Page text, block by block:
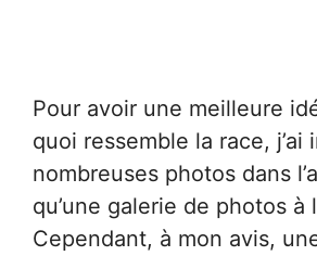
Pour avoir une meilleure
quoi ressemble la race, j’ai
nombreuses photos dans
qu’une galerie de photos à
Cependant, à mon avis,